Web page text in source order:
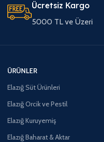
Ücretsiz Kargo
5000 TL ve Üzeri
ÜRÜNLER
Elazığ Süt Ürünleri
Elazığ Orcik ve Pestil
Elazığ Kuruyemiş
Elazığ Baharat & Aktar